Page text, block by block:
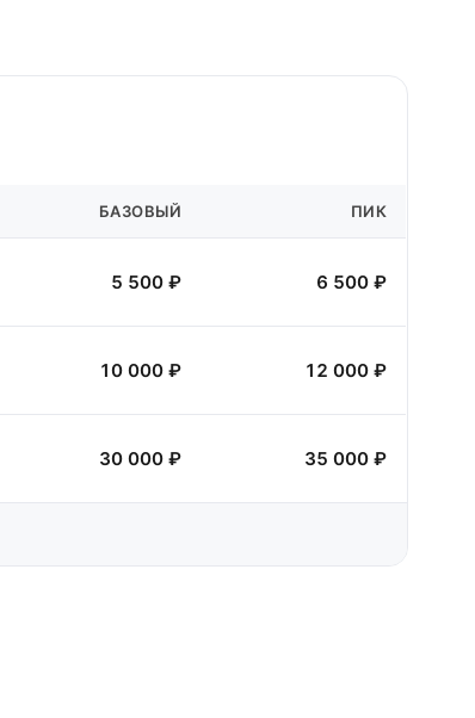
БАЗОВЫЙ ПИК
5 500 ₽ 6 500 ₽
10 000 ₽ 12 000 ₽
30 000 ₽ 35 000 ₽